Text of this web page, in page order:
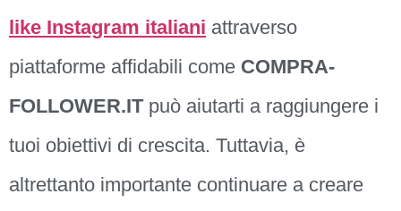
like Instagram italiani attraverso
piattaforme affidabili come COMPRA-
FOLLOWER.ITpuò aiutarti a raggiungere i
tuoi obiettivi di crescita. Tuttavia, è
altrettanto importante continuare a creare